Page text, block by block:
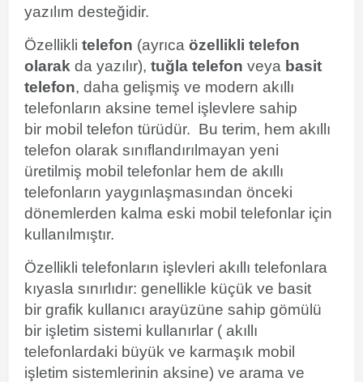
yazılım desteğidir.
Özellikli telefon (ayrıca özellikli telefon
olarak da yazılır), tuğla telefon veya basit
telefon, daha gelişmiş ve modern akıllı
telefonların aksine temel işlevlere sahip
bir mobil telefon türüdür. Bu terim, hem akıllı
telefon olarak sınıflandırılmayan yeni
üretilmiş mobil telefonlar hem de akıllı
telefonların yaygınlaşmasından önceki
dönemlerden kalma eski mobil telefonlar için
kullanılmıştır.
Özellikli telefonların işlevleri akıllı telefonlara
kıyasla sınırlıdır: genellikle küçük ve basit
bir grafik kullanıcı arayüzüne sahip gömülü
bir işletim sistemi kullanırlar ( akıllı
telefonlardaki büyük ve karmaşık mobil
işletim sistemlerinin aksine) ve arama ve